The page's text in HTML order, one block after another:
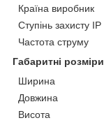
Країна виробник
Ступінь захисту IP
Частота струму
Габаритні розміри
Ширина
Довжина
Висота